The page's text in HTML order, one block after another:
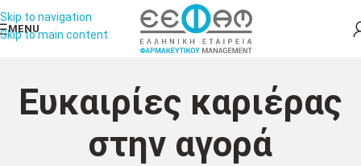
Skip to navigation
Skip to main content
MENU
Ευκαιρίες καριέρας
στην αγορά